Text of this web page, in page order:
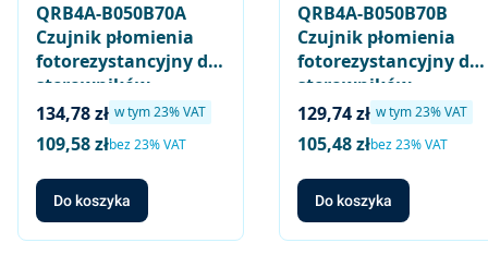
QRB4A-B050B70A
Czujnik płomienia
fotorezystancyjny do
sterowników
palników olejowych
małej mocy,
normalna czułość
(czarny), długość
kabla 50cm / 70mm, z
kołnierzem i obejmą
Cena brutto
134,78 zł w tym %s VAT
w tym23%VAT
Cena netto
109,58 złbez 23% VAT
Do koszyka
QRB4A-B050B70B
Czujnik płomienia
fotorezystancyjny do
sterowników
palników olejowych
małej mocy,
normalna czułość
(czarny), długość
kabla 50cm / 70mm,
wtykany
Cena brutto
129,74 zł w tym %s VAT
w tym23%VAT
Cena netto
105,48 złbez 23% VAT
Do koszyka